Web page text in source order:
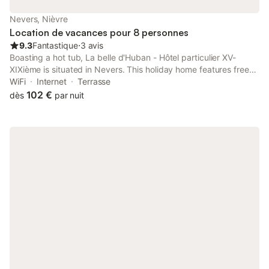
habituellement Clara et moi (brosse à dent, dentifrice, gel
douche,…), ainsi que des serviettes propres et toute
Nevers, Nièvre
Location de vacances pour 8 personnes
9.3Fantastique⋅3 avis
Boasting a hot tub, La belle d'Huban - Hôtel particulier XV-
XIXième is situated in Nevers. This holiday home features free
private parking and a concierge service.
WiFi Internet
Terrasse
dès 102 € par nuit